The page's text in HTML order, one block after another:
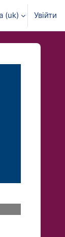
‎(uk)‎ Увійти